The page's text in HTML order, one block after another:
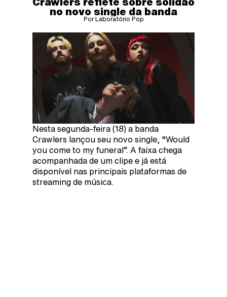
no novo single da banda
Por Laboratório Pop
Nesta segunda-feira (18) a banda
Crawlers lançou seu novo single, “Would
you come to my funeral”. A faixa chega
acompanhada de um clipe e já está
disponível nas principais plataformas de
streaming de música.